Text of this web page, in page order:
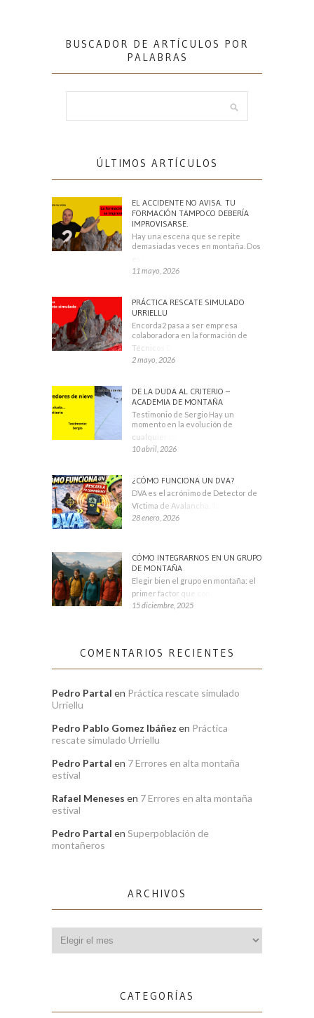
BUSCADOR DE ARTÍCULOS POR
PALABRAS
ÚLTIMOS ARTÍCULOS
EL ACCIDENTE NO AVISA. TU
FORMACIÓN TAMPOCO DEBERÍA
IMPROVISARSE.
Hay una escena que se repite
demasiadas veces en montaña. Dos
11 mayo, 2026
PRÁCTICA RESCATE SIMULADO
URRIELLU
Encorda2 pasa a ser empresa
colaboradora en la formación de
Técnicos Deportivos
2 mayo, 2026
DE LA DUDA AL CRITERIO –
ACADEMIA DE MONTAÑA
Testimonio de Sergio Hay un
momento en la evolución de
cualquier montañero
10 abril, 2026
¿CÓMO FUNCIONA UN DVA?
DVA es el acrónimo de Detector de
Víctima de Avalancha. También se
28 enero, 2026
CÓMO INTEGRARNOS EN UN GRUPO
DE MONTAÑA
Elegir bien el grupo en montaña: el
primer factor que condiciona tu
15 diciembre, 2025
COMENTARIOS RECIENTES
Pedro Partal en Práctica rescate simulado
Urriellu
Pedro Pablo Gomez Ibáñez en Práctica
rescate simulado Urriellu
Pedro Partal en 7 Errores en alta montaña
estival
Rafael Meneses en 7 Errores en alta montaña
estival
Pedro Partal en Superpoblación de
montañeros
ARCHIVOS
CATEGORÍAS